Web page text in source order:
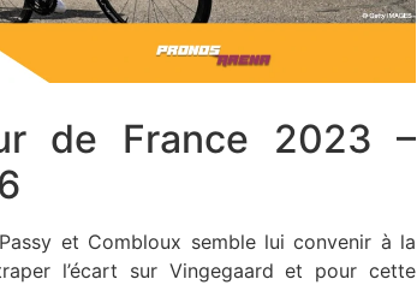
de France 2023 –
et Combloux semble lui convenir à la
l’écart sur Vingegaard et pour cette